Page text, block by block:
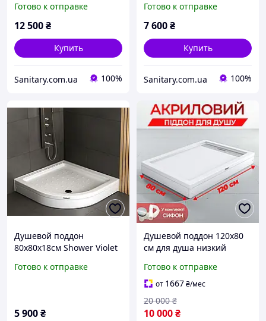
глубокий для душа
правый с передней
Готово к отправке
12 500₴
Купить
Sanitary.com.ua 100%
левый для душа с
передней панелью
Готово к отправке
7 600₴
Купить
Sanitary.com.ua 100%
Душевой поддон
80х80х18см Shower Violet
полукруглый с передней
Готово к отправке
5 900₴
Душевой поддон 120x80
см для душа низкий
передней панелью
ножками Поддон для
душа 120х80 см
Готово к отправке
от 1667₴/мес
10 000₴
20 000 ₴